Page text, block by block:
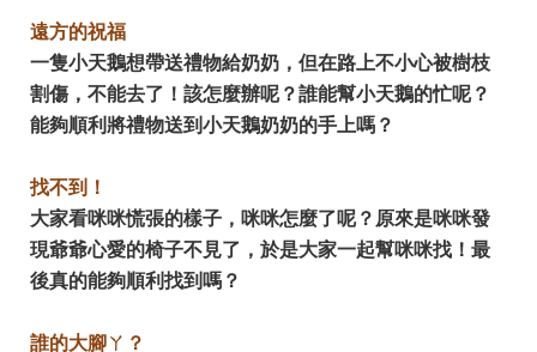
遠方的祝福
一隻小天鵝想帶送禮物給奶奶，但在路上不小心被樹枝
割傷，不能去了！該怎麼辦呢？誰能幫小天鵝的忙呢？
能夠順利將禮物送到小天鵝奶奶的手上嗎？
找不到！
大家看咪咪慌張的樣子，咪咪怎麼了呢？原來是咪咪發
現爺爺心愛的椅子不見了，於是大家一起幫咪咪找！最
後真的能夠順利找到嗎？
誰的大腳ㄚ？